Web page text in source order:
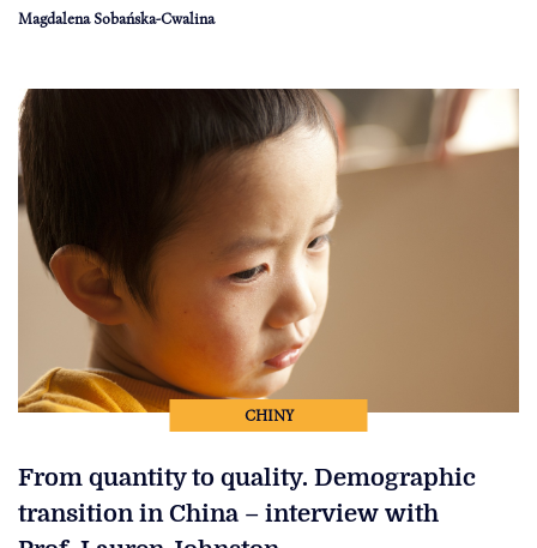
Magdalena Sobańska-Cwalina
CHINY
From quantity to quality. Demographic
transition in China – interview with